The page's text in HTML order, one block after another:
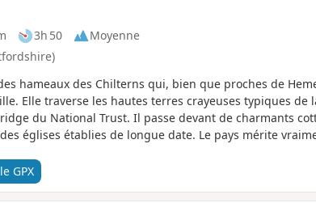
3h 50
Moyenne
hameaux des Chilterns qui, bien que proches de
Elle traverse les hautes terres crayeuses typiques de
du National Trust. Il passe devant de charmants
églises établies de longue date. Le pays mérite
GPX